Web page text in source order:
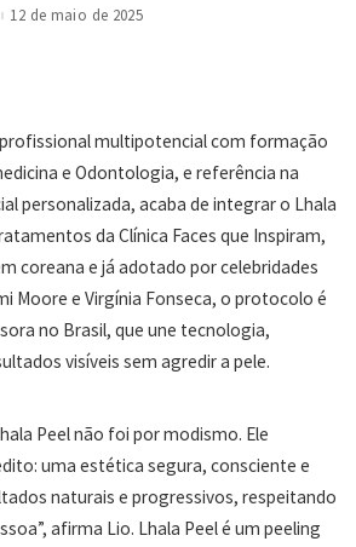
12 de maio de 2025
profissional multipotencial com formação
e Odontologia, e referência na
personalizada, acaba de integrar o Lhala
da Clínica Faces que Inspiram,
coreana e já adotado por celebridades
Moore e Virgínia Fonseca, o protocolo é
no Brasil, que une tecnologia,
visíveis sem agredir a pele.
Peel não foi por modismo. Ele
uma estética segura, consciente e
naturais e progressivos, respeitando
afirma Lio. Lhala Peel é um peeling